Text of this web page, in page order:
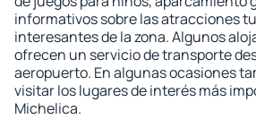
informativos sobre las atracciones
interesantes de la zona. Algunos
ofrecen un servicio de transporte
aeropuerto. En algunas ocasiones
visitar los lugares de interés más
Michelica.